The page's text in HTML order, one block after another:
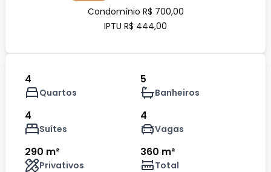
Condomínio R$ 700,00
IPTU R$ 444,00
4
Quartos
5
Banheiros
4
Suítes
4
Vagas
290 m²
Privativos
360 m²
Total